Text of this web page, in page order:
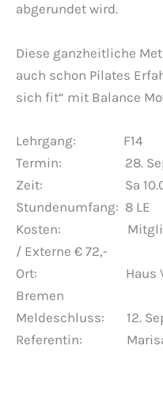
abgerundet wird.
Diese ganzheitliche
auch schon Pilates
sich fit“ mit Balance
Lehrgang: F14
Termin: 28.
Zeit: Sa 10.00 -
Stundenumfang: 8 LE
Kosten: Mitglieder
/ Externe € 72,-
Ort: Haus
Bremen
Meldeschluss: 12.
Referentin: Marisa